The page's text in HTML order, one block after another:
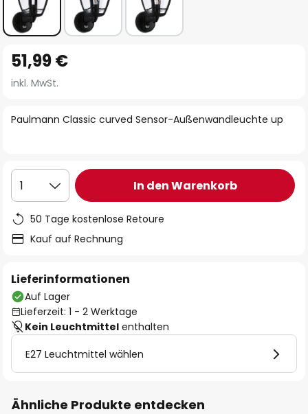
Anfang
der
springen
Paulmann Classic curved Sensor-Außenwandleuchte up
51,99 €
inkl. MwSt.
1 In den Warenkorb
50 Tage kostenlose Retoure
Kauf auf Rechnung
Lieferinformationen
Auf Lager
Lieferzeit: 1 - 2 Werktage
Kein Leuchtmittel enthalten
E27 Leuchtmittel wählen
Ähnliche Produkte entdecken